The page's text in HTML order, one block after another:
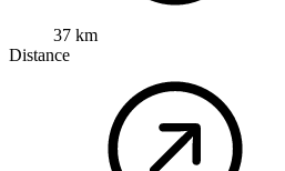
37 km
Distance